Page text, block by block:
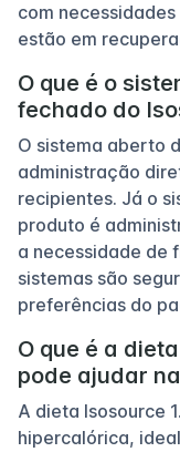
com
estão em
O que é o
fechado do
O sistema aberto
administração
recipientes. Já o
produto é
a necessidade de
sistemas são
preferências do
O que é a
pode ajudar
A dieta Isosource
hipercalórica,